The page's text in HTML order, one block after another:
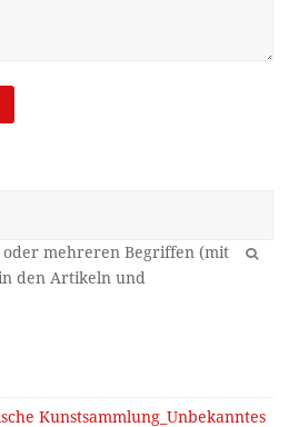
OK
Kunstsammlung_Unbekanntes